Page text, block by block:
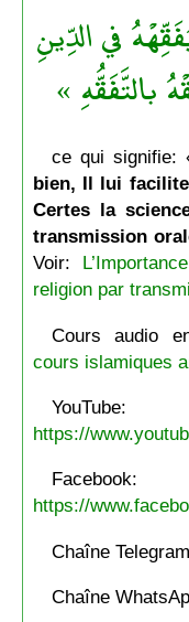
في الدِّينِ
بالتَّفَقُّهِ »
ce qui signifie:
bien, Il lui
Certes la
transmission
Voir:
religion par
Cours audio
cours islamiques
YouTube:
https://
Facebook:
https://
Chaîne
Chaîne